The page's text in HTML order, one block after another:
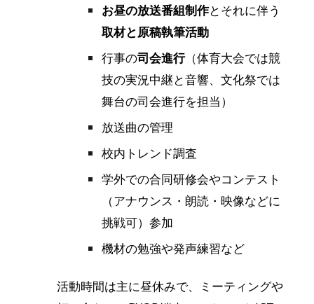
お昼の放送番組制作とそれに伴う
取材と原稿執筆活動
行事の司会進行（体育大会では競
技の実況中継と音響、文化祭では
舞台の司会進行を担当）
放送曲の管理
校内トレンド調査
学外での合同研修会やコンテスト
（アナウンス・朗読・映像などに
挑戦可）参加
機材の勉強や発声練習など
活動時間は主に昼休みで、ミーティングや